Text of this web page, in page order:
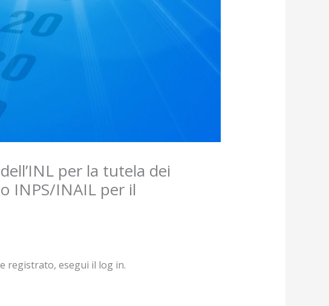
per la tutela dei
INPS/INAIL per il
registrato, esegui il log in.